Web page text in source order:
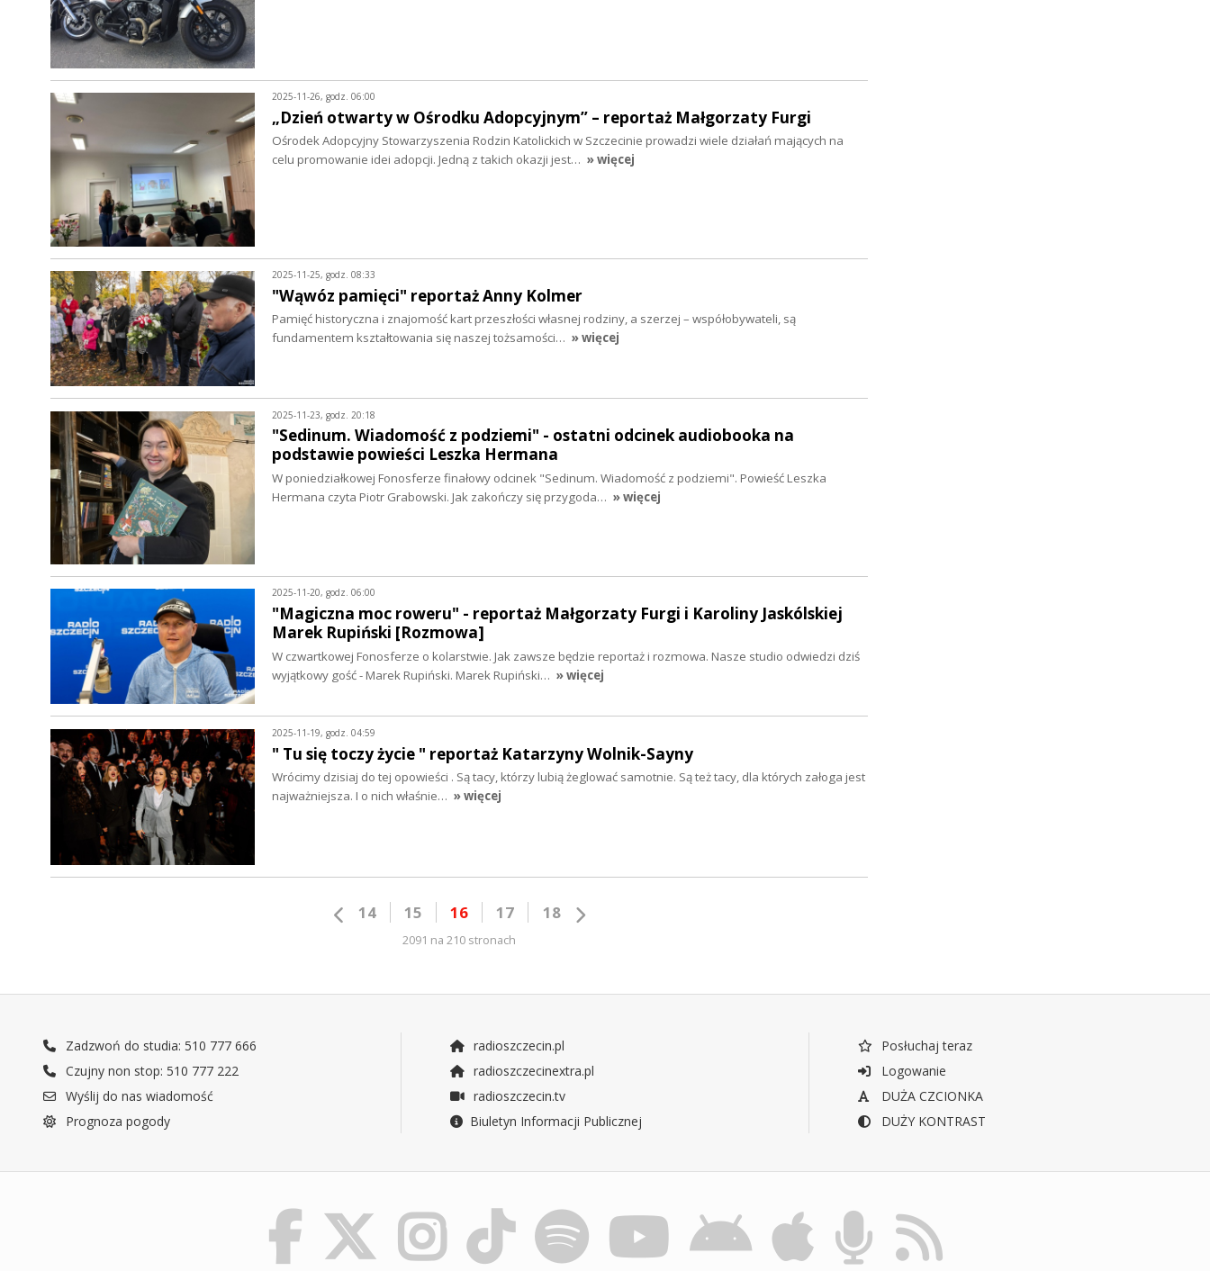
2025-11-26, godz. 06:00
„Dzień otwarty w Ośrodku Adopcyjnym” – reportaż Małgorzaty Furgi
Ośrodek Adopcyjny Stowarzyszenia Rodzin Katolickich w Szczecinie prowadzi wiele działań mających na
celu promowanie idei adopcji. Jedną z takich okazji jest… » więcej
2025-11-25, godz. 08:33
"Wąwóz pamięci" reportaż Anny Kolmer
Pamięć historyczna i znajomość kart przeszłości własnej rodziny, a szerzej – współobywateli, są
fundamentem kształtowania się naszej tożsamości… » więcej
2025-11-23, godz. 20:18
"Sedinum. Wiadomość z podziemi" - ostatni odcinek audiobooka na
podstawie powieści Leszka Hermana
W poniedziałkowej Fonosferze finałowy odcinek "Sedinum. Wiadomość z podziemi". Powieść Leszka
Hermana czyta Piotr Grabowski. Jak zakończy się przygoda… » więcej
2025-11-20, godz. 06:00
"Magiczna moc roweru" - reportaż Małgorzaty Furgi i Karoliny Jaskólskiej
Marek Rupiński [Rozmowa]
W czwartkowej Fonosferze o kolarstwie. Jak zawsze będzie reportaż i rozmowa. Nasze studio odwiedzi dziś
wyjątkowy gość - Marek Rupiński. Marek Rupiński… » więcej
2025-11-19, godz. 04:59
" Tu się toczy życie " reportaż Katarzyny Wolnik-Sayny
Wrócimy dzisiaj do tej opowieści . Są tacy, którzy lubią żeglować samotnie. Są też tacy, dla których załoga jest
najważniejsza. I o nich właśnie… » więcej
14 15 16 17 18
2091 na 210 stronach
Zadzwoń do studia: 510 777 666
Czujny non stop: 510 777 222
Wyślij do nas wiadomość
Prognoza pogody
radioszczecin.pl
radioszczecinextra.pl
radioszczecin.tv
Biuletyn Informacji Publicznej
Posłuchaj teraz
Logowanie
DUŻA CZCIONKA
DUŻY KONTRAST